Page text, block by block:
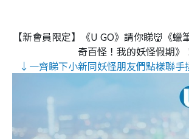
【新會員限定】《U GO》請你睇👹《蠟
奇百怪！我的妖怪假期》
↓一齊睇下小新同妖怪朋友們點樣聯